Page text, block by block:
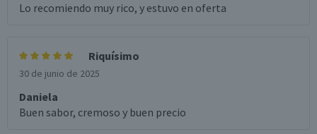
Lo recomiendo muy rico, y estuvo en oferta
Riquísimo
30 de junio de 2025
Daniela
Buen sabor, cremoso y buen precio